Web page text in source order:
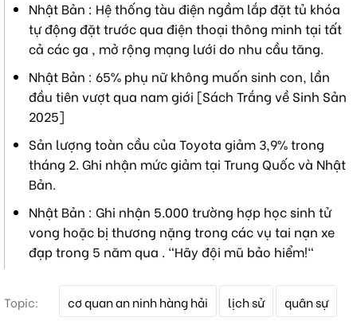
Nhật Bản : Hệ thống tàu điện ngầm lắp đặt tủ khóa
tự động đặt trước qua điện thoại thông minh tại tất
cả các ga , mở rộng mạng lưới do nhu cầu tăng.
Nhật Bản : 65% phụ nữ không muốn sinh con, lần
đầu tiên vượt qua nam giới [Sách Trắng về Sinh Sản
2025]
Sản lượng toàn cầu của Toyota giảm 3,9% trong
tháng 2. Ghi nhận mức giảm tại Trung Quốc và Nhật
Bản.
Nhật Bản : Ghi nhận 5.000 trường hợp học sinh tử
vong hoặc bị thương nặng trong các vụ tai nạn xe
đạp trong 5 năm qua . "Hãy đội mũ bảo hiểm!"
Topic: cơ quan an ninh hàng hải lịch sử quân sự